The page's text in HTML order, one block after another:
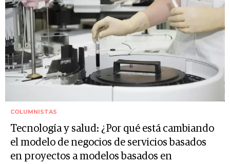
COLUMNISTAS
Tecnología y salud: ¿Por qué está cambiando
el modelo de negocios de servicios basados
en proyectos a modelos basados en